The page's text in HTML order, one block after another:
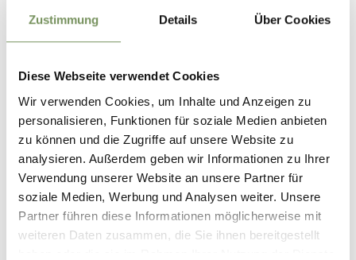
Zustimmung Details Über Cookies
Diese Webseite verwendet Cookies
Wir verwenden Cookies, um Inhalte und Anzeigen zu
personalisieren, Funktionen für soziale Medien anbieten
zu können und die Zugriffe auf unsere Website zu
analysieren. Außerdem geben wir Informationen zu Ihrer
Verwendung unserer Website an unsere Partner für
soziale Medien, Werbung und Analysen weiter. Unsere
Partner führen diese Informationen möglicherweise mit
weiteren Daten zusammen, die Sie ihnen bereitgestellt